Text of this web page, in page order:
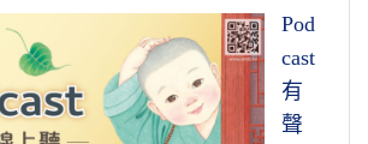
Pod
cast
有
聲